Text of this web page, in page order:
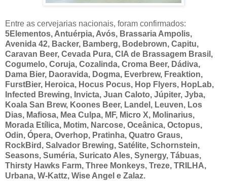
Entre as cervejarias nacionais, foram confirmados:
5Elementos, Antuérpia, Avós, Brassaria Ampolis,
Avenida 42, Backer, Bamberg, Bodebrown, Capitu,
Caravan Beer, Cevada Pura, CIA de Brassagem Brasil,
Cogumelo, Coruja, Cozalinda, Croma Beer, Dádiva,
Dama Bier, Daoravida, Dogma, Everbrew, Freaktion,
FurstBier, Heroica, Hocus Pocus, Hop Flyers, HopLab,
Infected Brewing, Invicta, Juan Caloto, Júpiter, Jyba,
Koala San Brew, Koones Beer, Landel, Leuven, Los
Dias, Mafiosa, Mea Culpa, MF, Micro X, Molinarius,
Morada Etílica, Motim, Narcose, Oceânica, Octopus,
Odin, Ópera, Overhop, Pratinha, Quatro Graus,
RockBird, Salvador Brewing, Satélite, Schornstein,
Seasons, Suméria, Suricato Ales, Synergy, Tábuas,
Thirsty Hawks Farm, Three Monkeys, Treze, TRILHA,
Urbana, W-Kattz, Wise Angel e Zalaz.